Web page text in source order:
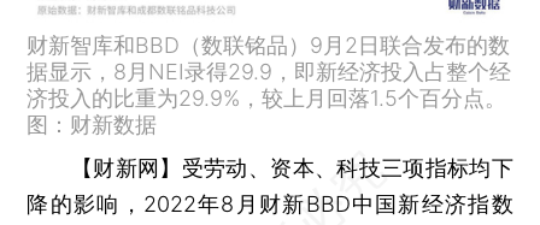
财新智库和BBD（数联铭品）9月2日联合发布的数
据显示，8月NEI录得29.9，即新经济投入占整个经
济投入的比重为29.9%，较上月回落1.5个百分点。
图：财新数据
【财新网】 受劳动、资本、科技三项指标均下
降的影响，2022年8月财新BBD中国新经济指数